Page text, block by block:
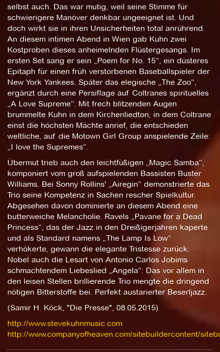
selbst auch. Das war mutig, weil seine Stimme für
schwierigere Manöver denkbar ungeeignet ist. Und
doch wirkt sie in ihren Unsicherheiten total anrührend.
An diesem intimen Abend in Wien gab Kuhn zwei
Kostproben dieses anheimelnden Flüstergesangs. Im
ersten Set sang er sein „Poem for No. 15“, ein düsteres
Epitaph für einen früh verstorbenen Baseballspieler der
New York Yankees. Später das elegische „The Zoo“,
ergänzt durch eine Persiflage auf Coltranes spirituelles
„A Love Supreme“: Mit frech blitzenden Augen
brummelte Kuhn in dem Kirchenliedton, in dem Coltrane
einst die höchsten Mächte anrief, die entschieden
weltliche, auf die Motown Girl Group anspielende Zeile:
„I love the Supremes“.
Übermut trieb auch den leichtfüßigen „Magic Samba“,
komponiert vom groß aufspielenden Bassisten Buster
Williams. Bei Sonny Rollins' „Airegin“ demonstrierte das
Trio seine Kompetenz in Sachen rescher Spielkultur.
Abgesehen davon dominierte an diesem Abend eine
butterweiche Melancholie. Ravels „Pavane for a Dead
Princess“, das der Jazz in den Dreißigerjahren kaperte
und als Standard namens „The Lamp Is Low“
verhökerte, gewann die elegante Tristesse zurück.
Nobel auch die Lesart von Antonio Carlos Jobims
schmachtendem Liebeslied „Angela“: Das vor allem in
den leisen Stellen brillierende Trio mengte die dringend
nötigen Bitterstoffe bei. Perfekt austarierter Beserljazz.
(Samir H. Köck, "Die Presse", 08.05.2015)
http://www.stevekuhnmusic.com
http://www.companyofheaven.com/sitebuildercontent/